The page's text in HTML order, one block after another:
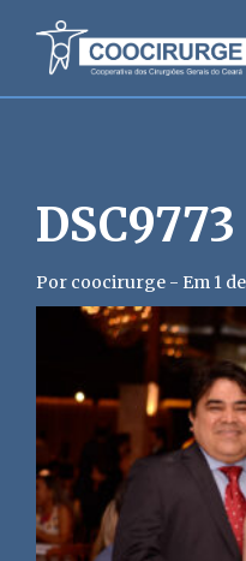
DSC9773
Por coocirurge - Em 1 de